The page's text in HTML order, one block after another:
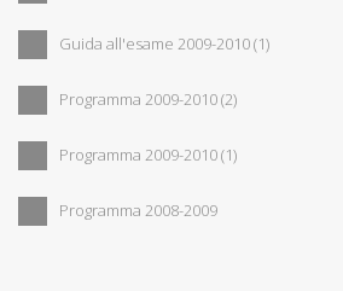
Guida all'esame 2009-2010 (1)
Programma 2009-2010 (2)
Programma 2009-2010 (1)
Programma 2008-2009